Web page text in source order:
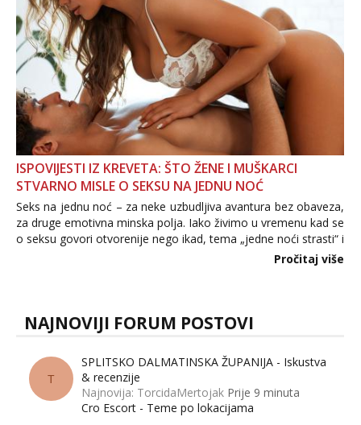
ISPOVIJESTI IZ KREVETA: ŠTO ŽENE I MUŠKARCI
STVARNO MISLE O SEKSU NA JEDNU NOĆ
Seks na jednu noć – za neke uzbudljiva avantura bez obaveza,
za druge emotivna minska polja. Iako živimo u vremenu kad se
o seksu govori otvorenije nego ikad, tema „jedne noći strasti“ i
dalje izaziva burne rasprave. Što zapravo misle žene, a što
Pročitaj više
NAJNOVIJI FORUM POSTOVI
T
SPLITSKO DALMATINSKA ŽUPANIJA - Iskustva
& recenzije
Najnovija: TorcidaMertojak Prije 9 minuta
Cro Escort - Teme po lokacijama